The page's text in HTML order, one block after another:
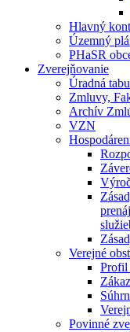
Hlavný
Územný
PHaSR
Zverejňovanie
Úradná
Zmluvy,
Archív
VZN
Verejné
Profil
Povinné